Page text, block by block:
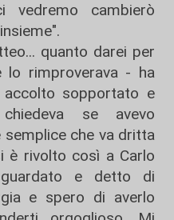
vedremo cambierò
quanto darei per
lo rimproverava - ha
sopportato e
se avevo
semplice che va dritta
è rivolto così a Carlo
e detto di
e spero di averlo